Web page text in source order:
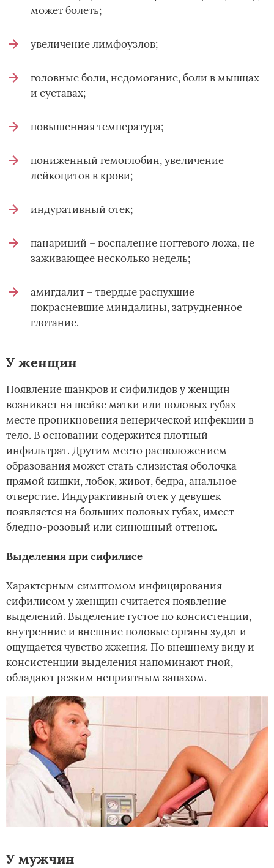
может болеть;
увеличение лимфоузлов;
головные боли, недомогание, боли в мышцах
и суставах;
повышенная температура;
пониженный гемоглобин, увеличение
лейкоцитов в крови;
индуративный отек;
панариций – воспаление ногтевого ложа, не
заживающее несколько недель;
амигдалит – твердые распухшие
покрасневшие миндалины, затрудненное
глотание.
У женщин
Появление шанкров и сифилидов у женщин
возникает на шейке матки или половых губах –
месте проникновения венерической инфекции в
тело. В основании содержится плотный
инфильтрат. Другим место расположением
образования может стать слизистая оболочка
прямой кишки, лобок, живот, бедра, анальное
отверстие. Индурактивный отек у девушек
появляется на больших половых губах, имеет
бледно-розовый или синюшный оттенок.
Выделения при сифилисе
Характерным симптомом инфицирования
сифилисом у женщин считается появление
выделений. Выделение густое по консистенции,
внутренние и внешние половые органы зудят и
ощущается чувство жжения. По внешнему виду и
консистенции выделения напоминают гной,
обладают резким неприятным запахом.
У мужчин